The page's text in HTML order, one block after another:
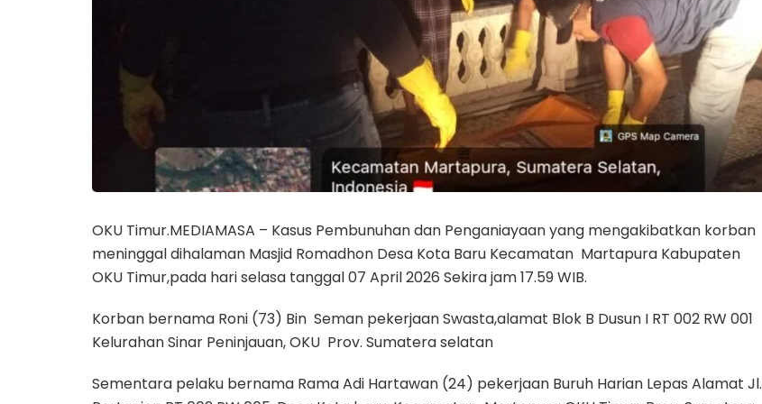
OKU Timur.MEDIAMASA – Kasus Pembunuhan dan Penganiayaan yang mengakibatkan korban
meninggal dihalaman Masjid Romadhon Desa Kota Baru Kecamatan Martapura Kabupaten
OKU Timur,pada hari selasa tanggal 07 April 2026 Sekira jam 17.59 WIB.
Korban bernama Roni (73) Bin Seman pekerjaan Swasta,alamat Blok B Dusun I RT 002 RW 001
Kelurahan Sinar Peninjauan, OKU Prov. Sumatera selatan
Sementara pelaku bernama Rama Adi Hartawan (24) pekerjaan Buruh Harian Lepas Alamat Jl.